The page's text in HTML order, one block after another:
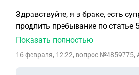
Здравствуйте, я в браке, есть
продлить пребывание по статье
положении иностранных граждан
Москве, есть временная в Мск, у
Показать полностью
16 февраля, 12:22, вопрос №4859775,